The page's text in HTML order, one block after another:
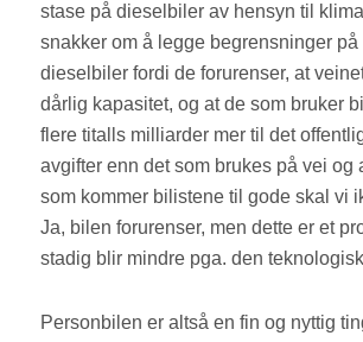
stase på dieselbiler av hensyn til
snakker om å legge begrensninger på
dieselbiler fordi de forurenser, at
dårlig kapasitet, og at de som bruker
flere titalls milliarder mer til det
avgifter enn det som brukes på vei og
som kommer bilistene til gode skal vi
Ja, bilen forurenser, men dette er et
stadig blir mindre pga. den
Personbilen er altså en fin og nyttig